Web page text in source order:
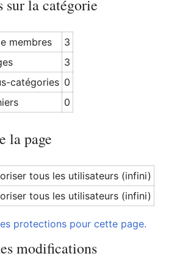
la catégorie
membres
3
3
catégories 0
0
la page
tous les utilisateurs (infini)
tous les utilisateurs (infini)
protections pour cette page.
modifications